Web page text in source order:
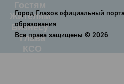
Гостям
Жителям
Бизнесу
Глава
КСО
Город Глазов официальный
образования
Все права защищены © 2026